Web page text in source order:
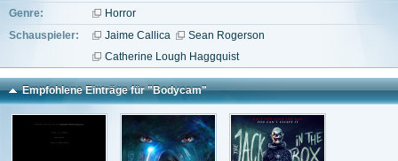
Genre:
Horror
Schauspieler:
Jaime Callica
Sean Rogerson
Catherine Lough Haggquist
Empfohlene Einträge für "Bodycam"